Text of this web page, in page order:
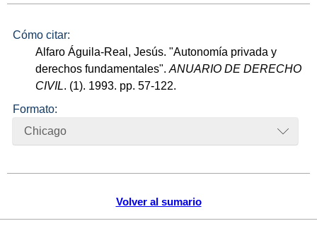
Volver al sumario
Cómo citar:
Alfaro Águila-Real, Jesús. "Autonomía privada y
derechos fundamentales".ANUARIO DE DERECHO
CIVIL. (1). 1993. pp. 57-122.
Formato:
Chicago